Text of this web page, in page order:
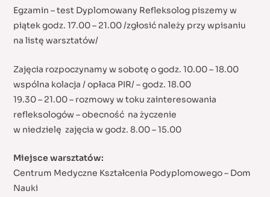
Egzamin – test Dyplomowany Refleksolog piszemy w
piątek godz. 17.00 – 21.00 /zgłosić należy przy wpisaniu
na listę warsztatów/
Zajęcia rozpoczynamy w sobotę o godz. 10.00 – 18.00
wspólna kolacja / opłaca PIR/ – godz. 18.00
19.30 – 21.00 – rozmowy w toku zainteresowania
refleksologów – obecność na życzenie
w niedzielę zajęcia w godz. 8.00 – 15.00
Miejsce warsztatów:
Centrum Medyczne Kształcenia Podyplomowego – Dom
Nauki